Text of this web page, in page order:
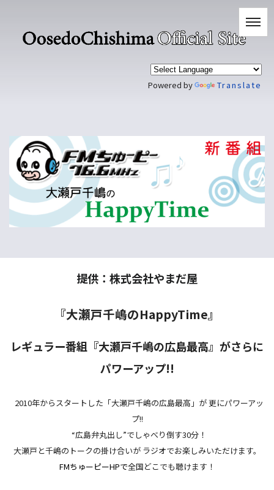
Powered by Translate
提供：株式会社やまだ屋
『大瀬戸千嶋のHappyTime』
レギュラー番組『大瀬戸千嶋の広島最高』がさらに
パワーアップ!!
2010年からスタートした「大瀬戸千嶋の広島最高」が更にパワーアッ
プ!!
“広島弁丸出し”でしゃべり倒す30分！
大瀬戸と千嶋のトークの掛け合いが ラジオでお楽しみいただけます。
FMちゅーピーHPで全国どこでも聴けます！